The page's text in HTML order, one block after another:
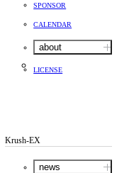
SPONSOR
CALENDAR
about
LICENSE
Krush-EX
news